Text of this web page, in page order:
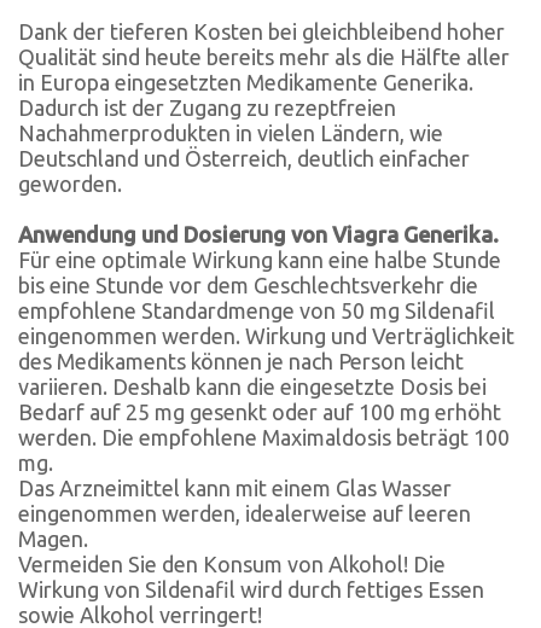
Dank der tieferen Kosten bei gleichbleibend hoher
Qualität sind heute bereits mehr als die Hälfte aller
in Europa eingesetzten Medikamente Generika.
Dadurch ist der Zugang zu rezeptfreien
Nachahmerprodukten in vielen Ländern, wie
Deutschland und Österreich, deutlich einfacher
geworden.
Anwendung und Dosierung von Viagra Generika.
Für eine optimale Wirkung kann eine halbe Stunde
bis eine Stunde vor dem Geschlechtsverkehr die
empfohlene Standardmenge von 50 mg Sildenafil
eingenommen werden. Wirkung und Verträglichkeit
des Medikaments können je nach Person leicht
variieren. Deshalb kann die eingesetzte Dosis bei
Bedarf auf 25 mg gesenkt oder auf 100 mg erhöht
werden. Die empfohlene Maximaldosis beträgt 100
mg.
Das Arzneimittel kann mit einem Glas Wasser
eingenommen werden, idealerweise auf leeren
Magen.
Vermeiden Sie den Konsum von Alkohol! Die
Wirkung von Sildenafil wird durch fettiges Essen
sowie Alkohol verringert!